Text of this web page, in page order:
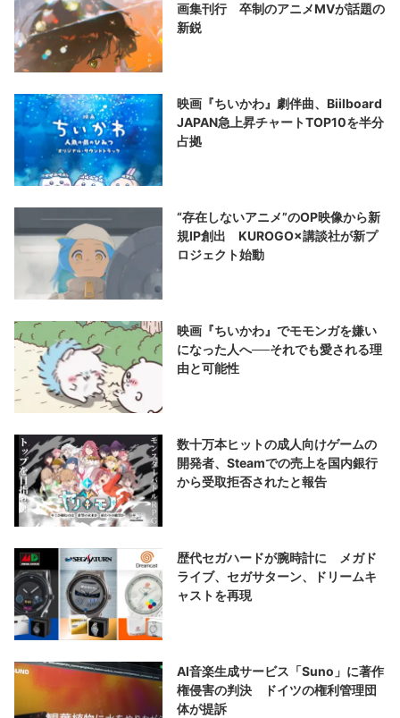
画集刊行 卒制のアニメMVが話題の
新鋭
映画『ちいかわ』劇伴曲、Biilboard
JAPAN急上昇チャートTOP10を半分
占拠
“存在しないアニメ”のOP映像から新
規IP創出 KUROGO×講談社が新プ
ロジェクト始動
映画『ちいかわ』でモモンガを嫌い
になった人へ──それでも愛される理
由と可能性
数十万本ヒットの成人向けゲームの
開発者、Steamでの売上を国内銀行
から受取拒否されたと報告
歴代セガハードが腕時計に メガド
ライブ、セガサターン、ドリームキ
ャストを再現
AI音楽生成サービス「Suno」に著作
権侵害の判決 ドイツの権利管理団
体が提訴